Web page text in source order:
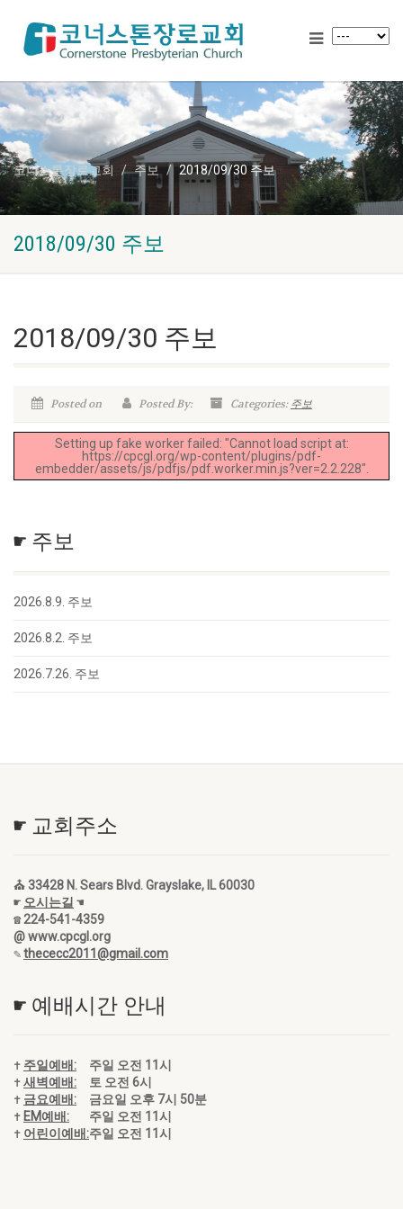
코너스톤장로교회 주보 2018/09/30 주보
2018/09/30 주보
2018/09/30 주보
Posted on Posted By: Categories:주보
Setting up fake worker failed: "Cannot load script at:
https://cpcgl.org/wp-content/plugins/pdf-
embedder/assets/js/pdfjs/pdf.worker.min.js?ver=2.2.228".
☛ 주보
2026.8.9. 주보
2026.8.2. 주보
2026.7.26. 주보
☛ 교회주소
⛪ 33428 N. Sears Blvd. Grayslake, IL 60030
☛ 오시는길 ☚
☎ 224-541-4359
@ www.cpcgl.org
✎thececc2011@gmail.com
☛ 예배시간 안내
✝ 주일예배:
주일 오전 11시
✝새벽예배:
토 오전 6시
✝ 금요예배:
금요일 오후 7시 50분
✝ EM예배:
주일 오전 11시
✝ 어린이예배:주일 오전 11시